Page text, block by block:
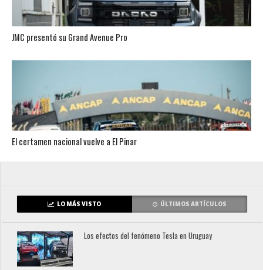
JMC presentó su Grand Avenue Pro
El certamen nacional vuelve a El Pinar
LO MÁS VISTO ÚLTIMOS ARTÍCULOS
Los efectos del fenómeno Tesla en Uruguay